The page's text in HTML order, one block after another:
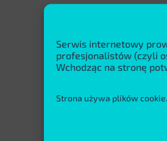
Serwis internetowy
profesjonalistów (czyli
Wchodząc na stronę
Strona używa plików